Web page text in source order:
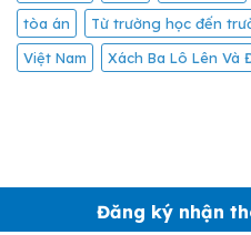
tòa án
Từ trường học đến
Việt Nam
Xách Ba Lô Lên Và
Đăng ký nhận